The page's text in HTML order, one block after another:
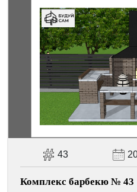
43
Комплекс барбекю № 43